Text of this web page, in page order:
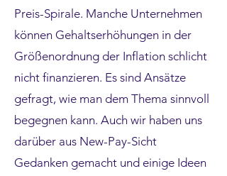
Preis-Spirale. Manche Unternehmen
können Gehaltserhöhungen in der
Größenordnung der Inflation schlicht
nicht finanzieren. Es sind Ansätze
gefragt, wie man dem Thema sinnvoll
begegnen kann. Auch wir haben uns
darüber aus New-Pay-Sicht
Gedanken gemacht und einige Ideen